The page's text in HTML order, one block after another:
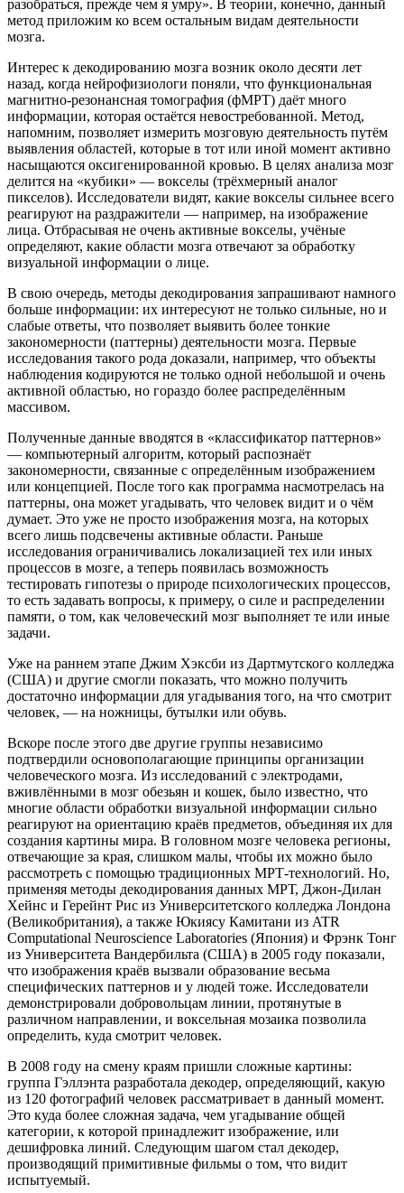
разобраться, прежде чем я умру». В теории, конечно, данный
метод приложим ко всем остальным видам деятельности
мозга.
Интерес к декодированию мозга возник около десяти лет
назад, когда нейрофизиологи поняли, что функциональная
магнитно-резонансная томография (фМРТ) даёт много
информации, которая остаётся невостребованной. Метод,
напомним, позволяет измерить мозговую деятельность путём
выявления областей, которые в тот или иной момент активно
насыщаются оксигенированной кровью. В целях анализа мозг
делится на «кубики» — вокселы (трёхмерный аналог
пикселов). Исследователи видят, какие вокселы сильнее всего
реагируют на раздражители — например, на изображение
лица. Отбрасывая не очень активные вокселы, учёные
определяют, какие области мозга отвечают за обработку
визуальной информации о лице.
В свою очередь, методы декодирования запрашивают намного
больше информации: их интересуют не только сильные, но и
слабые ответы, что позволяет выявить более тонкие
закономерности (паттерны) деятельности мозга. Первые
исследования такого рода доказали, например, что объекты
наблюдения кодируются не только одной небольшой и очень
активной областью, но гораздо более распределённым
массивом.
Полученные данные вводятся в «классификатор паттернов»
— компьютерный алгоритм, который распознаёт
закономерности, связанные с определённым изображением
или концепцией. После того как программа насмотрелась на
паттерны, она может угадывать, что человек видит и о чём
думает. Это уже не просто изображения мозга, на которых
всего лишь подсвечены активные области. Раньше
исследования ограничивались локализацией тех или иных
процессов в мозге, а теперь появилась возможность
тестировать гипотезы о природе психологических процессов,
то есть задавать вопросы, к примеру, о силе и распределении
памяти, о том, как человеческий мозг выполняет те или иные
задачи.
Уже на раннем этапе Джим Хэксби из Дартмутского колледжа
(США) и другие смогли показать, что можно получить
достаточно информации для угадывания того, на что смотрит
человек, — на ножницы, бутылки или обувь.
Вскоре после этого две другие группы независимо
подтвердили основополагающие принципы организации
человеческого мозга. Из исследований с электродами,
вживлёнными в мозг обезьян и кошек, было известно, что
многие области обработки визуальной информации сильно
реагируют на ориентацию краёв предметов, объединяя их для
создания картины мира. В головном мозге человека регионы,
отвечающие за края, слишком малы, чтобы их можно было
рассмотреть с помощью традиционных МРТ-технологий. Но,
применяя методы декодирования данных МРТ, Джон-Дилан
Хейнс и Герейнт Рис из Университетского колледжа Лондона
(Великобритания), а также Юкиясу Камитани из ATR
Computational Neuroscience Laboratories (Япония) и Фрэнк Тонг
из Университета Вандербильта (США) в 2005 году показали,
что изображения краёв вызвали образование весьма
специфических паттернов и у людей тоже. Исследователи
демонстрировали добровольцам линии, протянутые в
различном направлении, и воксельная мозаика позволила
определить, куда смотрит человек.
В 2008 году на смену краям пришли сложные картины:
группа Гэллэнта разработала декодер, определяющий, какую
из 120 фотографий человек рассматривает в данный момент.
Это куда более сложная задача, чем угадывание общей
категории, к которой принадлежит изображение, или
дешифровка линий. Следующим шагом стал декодер,
производящий примитивные фильмы о том, что видит
испытуемый.